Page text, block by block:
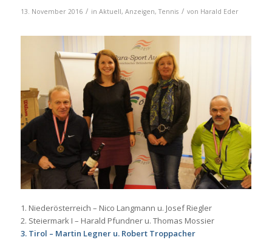
13. November 2016 / in Aktuell, Anzeigen,Tennis / von Harald Eder
1. Niederösterreich – Nico Langmann u. Josef Riegler
2. Steiermark I – Harald Pfundner u. Thomas Mossier
3. Tirol – Martin Legner u. Robert Troppacher